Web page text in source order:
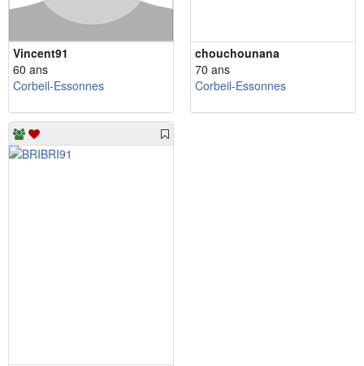
Vincent91
60 ans
Corbeil-Essonnes
chouchounana
70 ans
Corbeil-Essonnes